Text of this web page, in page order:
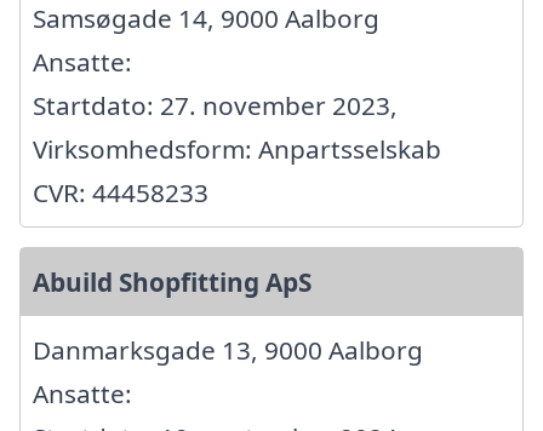
Samsøgade 14, 9000 Aalborg
Ansatte:
Startdato: 27. november 2023,
Virksomhedsform: Anpartsselskab
CVR: 44458233
Abuild Shopfitting ApS
Danmarksgade 13, 9000 Aalborg
Ansatte: